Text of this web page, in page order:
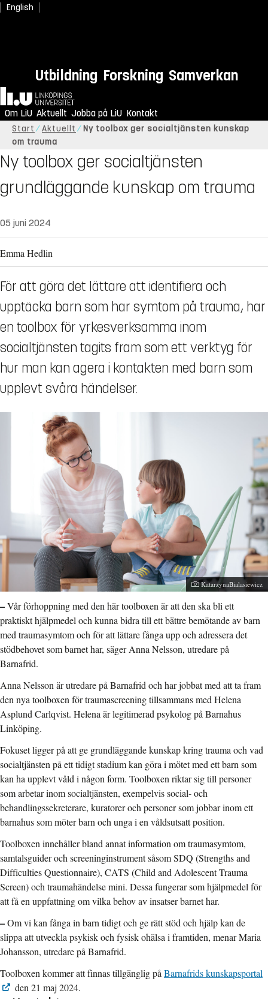
English
Utbildning Forskning Samverkan
Hem
Om LiU Aktuellt Jobba på LiU Kontakt
Start Aktuellt
Ny toolbox ger socialtjänsten kunskap
om trauma
Ny toolbox ger socialtjänsten
grundläggande kunskap om trauma
05 juni 2024
Emma Hedlin
För att göra det lättare att identifiera och
upptäcka barn som har symtom på trauma, har
en toolbox för yrkesverksamma inom
socialtjänsten tagits fram som ett verktyg för
hur man kan agera i kontakten med barn som
upplevt svåra händelser.
Fotograf:
KatarzynaBialasiewicz
–Vår förhoppning med den här toolboxen är att den ska bli ett
praktiskt hjälpmedel och kunna bidra till ett bättre bemötande av barn
med traumasymtom och för att lättare fånga upp och adressera det
stödbehovet som barnet har, säger Anna Nelsson, utredare på
Barnafrid.
Anna Nelsson är utredare på Barnafrid och har jobbat med att ta fram
den nya toolboxen för traumascreening tillsammans med Helena
Asplund Carlqvist. Helena är legitimerad psykolog på Barnahus
Linköping.
Fokuset ligger på att ge grundläggande kunskap kring trauma och vad
socialtjänsten på ett tidigt stadium kan göra i mötet med ett barn som
kan ha upplevt våld i någon form. Toolboxen riktar sig till personer
som arbetar inom socialtjänsten, exempelvis social- och
behandlingssekreterare, kuratorer och personer som jobbar inom ett
barnahus som möter barn och unga i en våldsutsatt position.
Toolboxen innehåller bland annat information om traumasymtom,
samtalsguider och screeninginstrument såsom SDQ (Strengths and
Difficulties Questionnaire), CATS (Child and Adolescent Trauma
Screen) och traumahändelse mini. Dessa fungerar som hjälpmedel för
att få en uppfattning om vilka behov av insatser barnet har.
–Om vi kan fånga in barn tidigt och ge rätt stöd och hjälp kan de
slippa att utveckla psykisk och fysisk ohälsa i framtiden, menar Maria
Johansson, utredare på Barnafrid.
Toolboxen kommer att finnas tillgänglig på Barnafrids kunskapsportal
den 21 maj 2024.